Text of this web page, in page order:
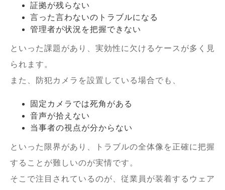
証拠が残らない
言った言わないのトラブルになる
管理者が状況を把握できない
といった課題があり、実効性に欠けるケースが多く見
られます。
また、防犯カメラを設置している場合でも、
固定カメラでは死角がある
音声が拾えない
当事者の視点が分からない
といった限界があり、トラブルの全体像を正確に把握
することが難しいのが実情です。
そこで注目されているのが、従業員が装着するウェア